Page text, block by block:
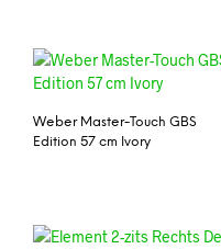
Weber Master-Touch GBS
Edition 57 cm Ivory